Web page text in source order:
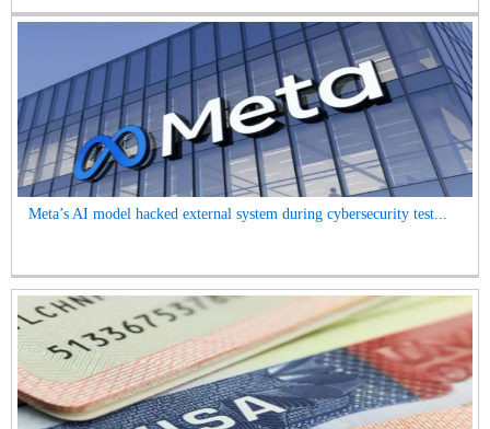
Meta’s AI model hacked external system during cybersecurity test...